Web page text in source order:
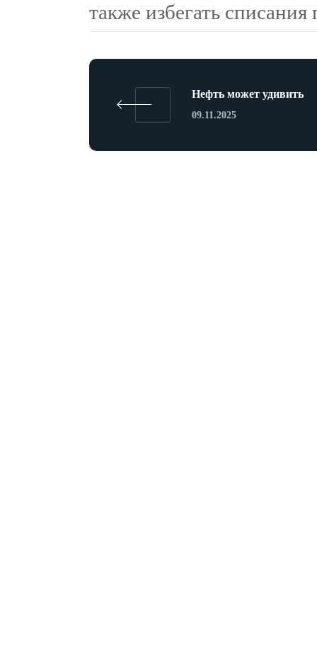
также избегать списания
Нефть может удивить
09.11.2025